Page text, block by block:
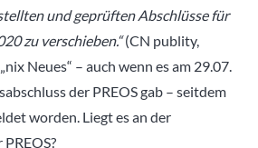
und geprüften Abschlüsse für
zu verschieben.“(CN publity,
Neues“ – auch wenn es am 29.07.
der PREOS gab – seitdem
worden. Liegt es an der